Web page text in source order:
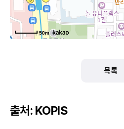
50m
목록
출처: KOPIS